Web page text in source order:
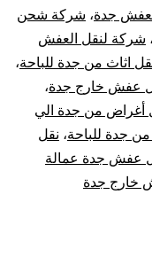
جدة، شركة شحن
، شركة لنقل العفش
اثاث من جدة للباحة،
عفش خارج جدة،
أغراض من جدة الي
جدة للباحة، نقل
عفش جدة عمالة
خارج جدة